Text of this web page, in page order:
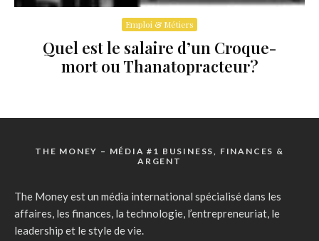
Emploi & Métiers
Quel est le salaire d’un Croque-
mort ou Thanatopracteur?
THE MONEY – MÉDIA #1 BUSINESS, FINANCES &
ARGENT
The Money est un média international spécialisé dans les
affaires, les finances, la technologie, l’entrepreneuriat, le
leadership et le style de vie.